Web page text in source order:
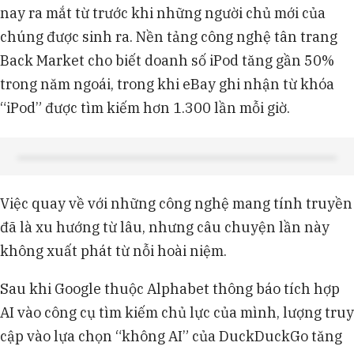
nay ra mắt từ trước khi những người chủ mới của
chúng được sinh ra. Nền tảng công nghệ tân trang
Back Market cho biết doanh số iPod tăng gần 50%
trong năm ngoái, trong khi eBay ghi nhận từ khóa
“iPod” được tìm kiếm hơn 1.300 lần mỗi giờ.
Việc quay về với những công nghệ mang tính truyền
đã là xu hướng từ lâu, nhưng câu chuyện lần này
không xuất phát từ nỗi hoài niệm.
Sau khi Google thuộc Alphabet thông báo tích hợp
AI vào công cụ tìm kiếm chủ lực của mình, lượng truy
cập vào lựa chọn “không AI” của DuckDuckGo tăng